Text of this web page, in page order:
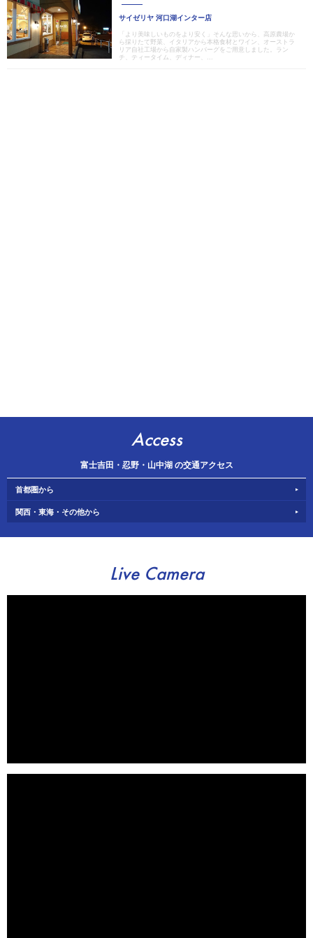
サイゼリヤ 河口湖インター店
「より美味しいものをより安く」そんな思いから、高原農場か
ら採りたて野菜、イタリアから本格食材とワイン、オーストラ
リア自社工場から自家製ハンバーグをご用意しました。ラン
チ、ティータイム、ディナー、...
Access
富士吉田・忍野・山中湖 の交通アクセス
首都圏から
関西・東海・その他から
Live Camera